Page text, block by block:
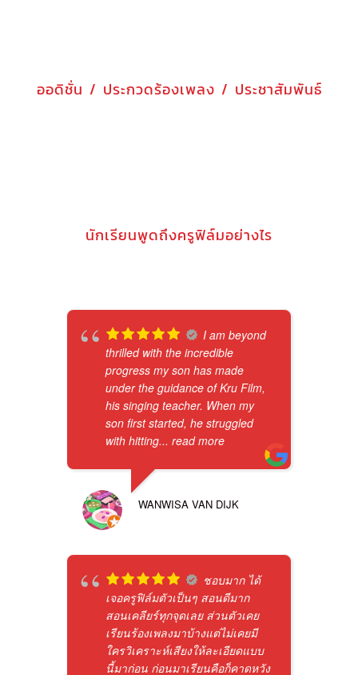
ออดิชั่น / ประกวดร้องเพลง / ประชาสัมพันธ์
นักเรียนพูดถึงครูฟิล์มอย่างไร
I am beyond
thrilled with the incredible
progress my son has made
under the guidance of Kru Film,
his singing teacher. When my
son first started, he struggled
with hitting... read more
WANWISA VAN DIJK
ชอบมาก ได้
เจอครูฟิล์มตัวเป็นๆ สอนดีมาก
สอนเคลียร์ทุกจุดเลย ส่วนตัวเคย
เรียนร้องเพลงมาบ้างแต่ไม่เคยมี
ใครวิเคราะห์เสียงให้ละเอียดแบบ
นี้มาก่อน ก่อนมาเรียนคือก็คาดหวัง